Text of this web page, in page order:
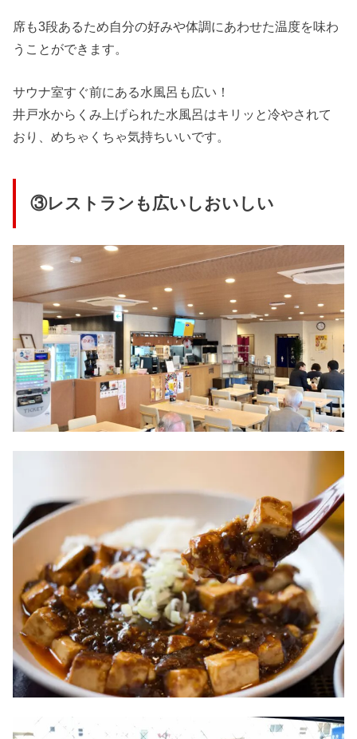
席も3段あるため自分の好みや体調にあわせた温度を味わ
うことができます。
サウナ室すぐ前にある水風呂も広い！
井戸水からくみ上げられた水風呂はキリッと冷やされて
おり、めちゃくちゃ気持ちいいです。
③レストランも広いしおいしい